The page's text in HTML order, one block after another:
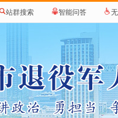
站群搜索 智能问答